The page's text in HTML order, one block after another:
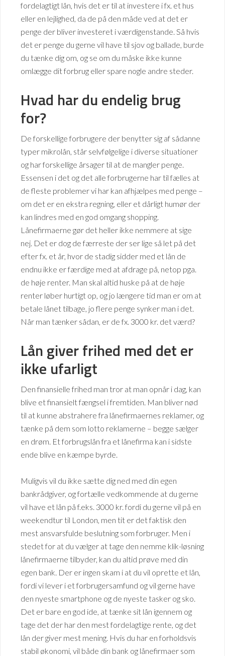
fordelagtigt lån, hvis det er til at investere i fx. et hus
eller en lejlighed, da de på den måde ved at det er
penge der bliver investeret i værdigenstande. Så hvis
det er penge du gerne vil have til sjov og ballade, burde
du tænke dig om, og se om du måske ikke kunne
omlægge dit forbrug eller spare nogle andre steder.
Hvad har du endelig brug
for?
De forskellige forbrugere der benytter sig af sådanne
typer mikrolån, står selvfølgelige i diverse situationer
og har forskellige årsager til at de mangler penge.
Essensen i det og det alle forbrugerne har til fælles at
de fleste problemer vi har kan afhjælpes med penge –
om det er en ekstra regning, eller et dårligt humør der
kan lindres med en god omgang shopping.
Lånefirmaerne gør det heller ikke nemmere at sige
nej. Det er dog de færreste der ser lige så let på det
efter fx. et år, hvor de stadig sidder med et lån de
endnu ikke er færdige med at afdrage på, netop pga.
de høje renter. Man skal altid huske på at de høje
renter løber hurtigt op, og jo længere tid man er om at
betale lånet tilbage, jo flere penge synker man i det.
Når man tænker sådan, er de fx. 3000 kr. det værd?
Lån giver frihed med det er
ikke ufarligt
Den finansielle frihed man tror at man opnår i dag, kan
blive et finansielt fængsel i fremtiden. Man bliver nød
til at kunne abstrahere fra lånefirmaernes reklamer, og
tænke på dem som lotto reklamerne – begge sælger
en drøm. Et forbrugslån fra et lånefirma kan i sidste
ende blive en kæmpe byrde.
Muligvis vil du ikke sætte dig ned med din egen
bankrådgiver, og fortælle vedkommende at du gerne
vil have et lån på f.eks. 3000 kr. fordi du gerne vil på en
weekendtur til London, men tit er det faktisk den
mest ansvarsfulde beslutning som forbruger. Men i
stedet for at du vælger at tage den nemme klik-løsning
lånefirmaerne tilbyder, kan du altid prøve med din
egen bank. Der er ingen skam i at du vil oprette et lån,
fordi vi lever i et forbrugersamfund og vil gerne have
den nyeste smartphone og de nyeste tasker og sko.
Det er bare en god ide, at tænke sit lån igennem og
tage det der har den mest fordelagtige rente, og det
lån der giver mest mening. Hvis du har en forholdsvis
stabil økonomi, vil både din bank og lånefirmaer som